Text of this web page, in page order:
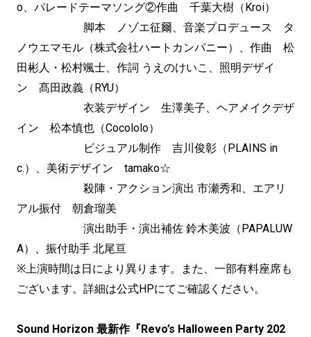
o、パレードテーマソング②作曲 千葉大樹（Kroi）
脚本 ノゾエ征爾、音楽プロデュース タ
ノウエマモル（株式会社ハートカンパニー）、作曲 松
田彬人・松村颯士、作詞 うえのけいこ、照明デザイ
ン 髙田政義（RYU）
衣装デザイン 生澤美子、ヘアメイクデザ
イン 松本慎也（Cocololo）
ビジュアル制作 吉川俊彰（PLAINS in
c.）、美術デザイン tamako☆
殺陣・アクション演出 市瀬秀和、エアリ
アル振付 朝倉瑠美
演出助手・演出補佐 鈴木美波（PAPALUW
A）、振付助手 北尾亘
※上演時間は日により異ります。また、一部有料座席も
ございます。詳細は公式HPにてご確認ください。
Sound Horizon 最新作『Revo’s Halloween Party 202